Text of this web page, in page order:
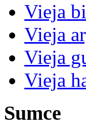
Vieja
Vieja
Vieja
Vieja
Sumce